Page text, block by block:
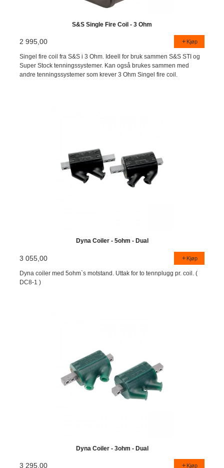
S&S Single Fire Coil - 3 Ohm
2 995,00 Kjøp
Singel fire coil fra S&S i 3 Ohm. Ideell for bruk sammen S&S STI og
Super Stock tenningssystemer. Kan også brukes sammen med
andre tenningssystemer som krever 3 Ohm Singel fire coil.
Dyna Coiler - 5ohm - Dual
3 055,00 Kjøp
Dyna coiler med 5ohm`s motstand. Uttak for to tennplugg pr. coil. (
DC8-1 )
Dyna Coiler - 3ohm - Dual
3 295,00 Kjøp